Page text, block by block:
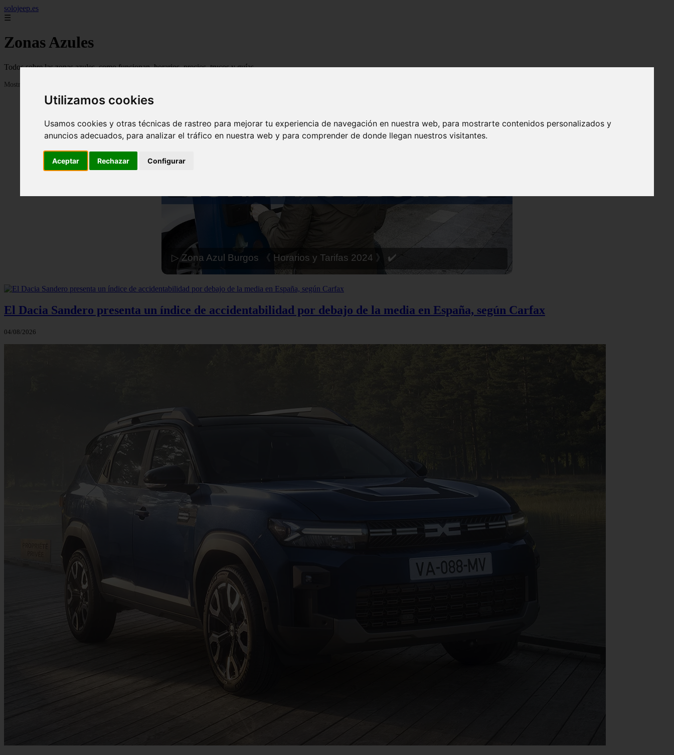
Utilizamos cookies
Usamos cookies y otras técnicas de rastreo para mejorar tu experiencia de navegación en nuestra web, para mostrarte contenidos personalizados y
anuncios adecuados, para analizar el tráfico en nuestra web y para comprender de donde llegan nuestros visitantes.
Aceptar Rechazar Configurar
solojeep.es
☰
Zonas Azules
Todos sobre las zonas azules, como funcionan, horarios, precios, trucos y guías
Mostrando 1 - 24 de 3332 artículos
▷ Zona Azul Córdoba 《 Horarios y Tarifas 2024 》 ✔️
El Dacia Sandero presenta un índice de accidentabilidad por debajo de la media en España, según Carfax
04/08/2026